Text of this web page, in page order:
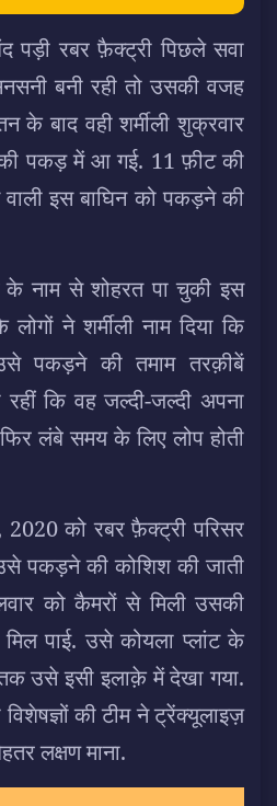
पड़ी रबर फ़ैक्ट्री पिछले सवा
बनी रही तो उसकी वजह
के बाद वही शर्मीली शुक्रवार
की पकड़ में आ गई. 11 फ़ीट की
इस बाघिन को पकड़ने की
के नाम से शोहरत पा चुकी इस
ने शर्मीली नाम दिया कि
पकड़ने की तमाम तरक़ीबें
रहीं कि वह जल्दी-जल्दी अपना
फिर लंबे समय के लिए लोप होती
2020 को रबर फ़ैक्ट्री परिसर
पकड़ने की कोशिश की जाती
को कैमरों से मिली उसकी
पाई. उसे कोयला प्लांट के
उसे इसी इलाक़े में देखा गया.
की टीम ने ट्रेंक्यूलाइज़
लक्षण माना.